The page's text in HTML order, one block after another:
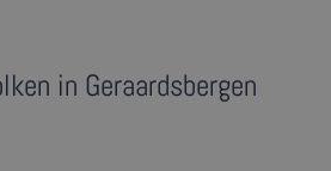
in Geraardsbergen